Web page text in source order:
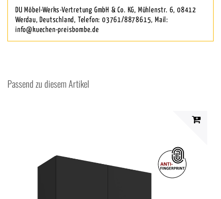
DU Möbel-Werks-Vertretung GmbH & Co. KG, Mühlenstr. 6, 08412
Werdau, Deutschland, Telefon: 03761/8878615, Mail:
info@kuechen-preisbombe.de
Passend zu diesem Artikel